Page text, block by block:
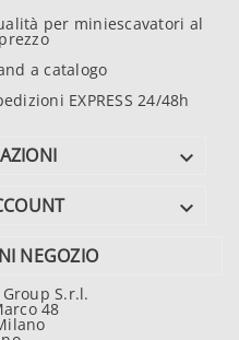
per miniescavatori al
a catalogo
EXPRESS 24/48h


NEGOZIO
S.r.l.
48